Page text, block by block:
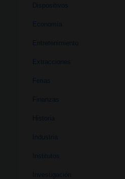
Dispositivos
Economía
Entretenimiento
Extracciones
Ferias
Finanzas
Historia
Industria
Institutos
Investigación